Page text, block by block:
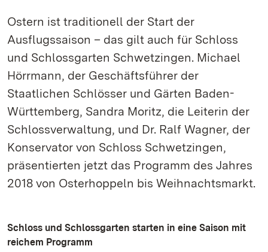
Ostern ist traditionell der Start der
Ausflugssaison – das gilt auch für Schloss
und Schlossgarten Schwetzingen. Michael
Hörrmann, der Geschäftsführer der
Staatlichen Schlösser und Gärten Baden-
Württemberg, Sandra Moritz, die Leiterin der
Schlossverwaltung, und Dr. Ralf Wagner, der
Konservator von Schloss Schwetzingen,
präsentierten jetzt das Programm des Jahres
2018 von Osterhoppeln bis Weihnachtsmarkt.
Schloss und Schlossgarten starten in eine Saison mit
reichem Programm